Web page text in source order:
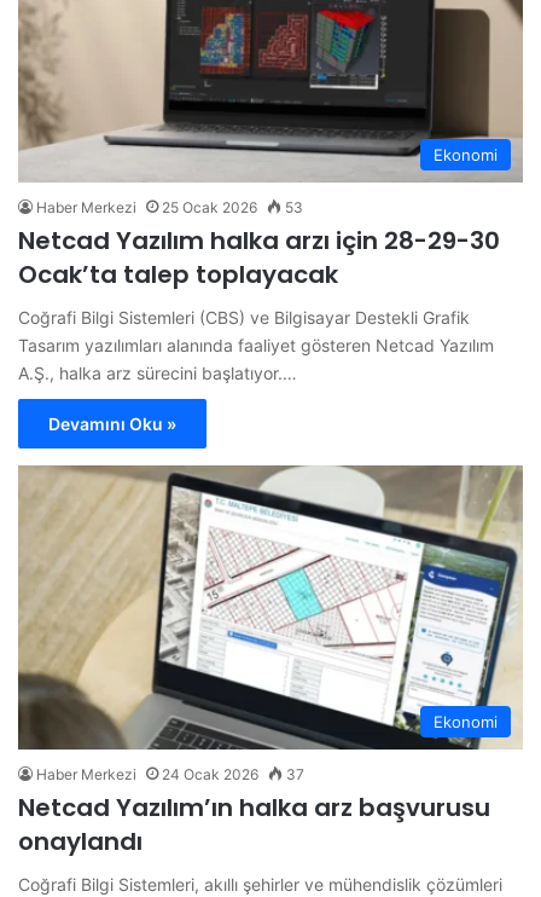
Ekonomi
Haber Merkezi 25 Ocak 2026 53
Netcad Yazılım halka arzı için 28-29-30
Ocak’ta talep toplayacak
Coğrafi Bilgi Sistemleri (CBS) ve Bilgisayar Destekli Grafik
Tasarım yazılımları alanında faaliyet gösteren Netcad Yazılım
A.Ş., halka arz sürecini başlatıyor.…
Devamını Oku »
Ekonomi
Haber Merkezi 24 Ocak 2026 37
Netcad Yazılım’ın halka arz başvurusu
onaylandı
Coğrafi Bilgi Sistemleri, akıllı şehirler ve mühendislik çözümleri